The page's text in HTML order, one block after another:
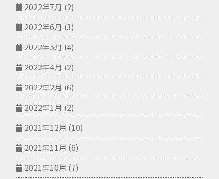
2022年7月 (2)
2022年6月 (3)
2022年5月 (4)
2022年4月 (2)
2022年2月 (6)
2022年1月 (2)
2021年12月 (10)
2021年11月 (6)
2021年10月 (7)